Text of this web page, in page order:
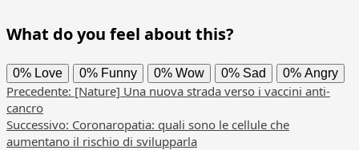
What do you feel about this?
0% Love 0% Funny 0% Wow 0% Sad 0% Angry
Navigazione
articolo
Precedente: [Nature] Una nuova strada verso i vaccini anti-
cancro
Successivo: Coronaropatia: quali sono le cellule che
aumentano il rischio di svilupparla